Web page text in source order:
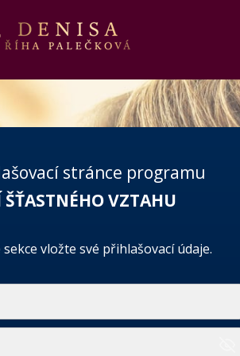
stránce programu
ŠŤASTNÉHO VZTAHU
vložte své přihlašovací údaje.